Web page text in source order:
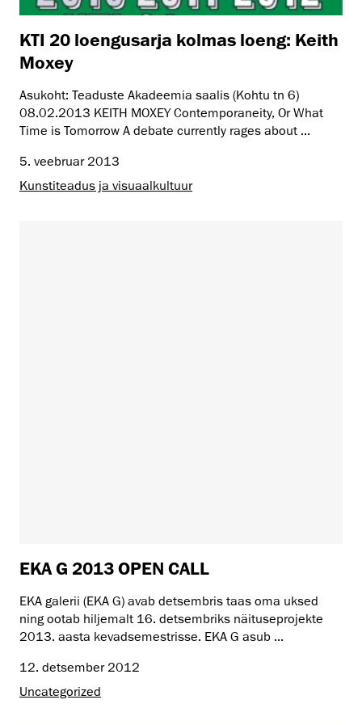
KTI 20 loengusarja kolmas loeng: Keith
Moxey
Asukoht: Teaduste Akadeemia saalis (Kohtu tn 6)
08.02.2013 KEITH MOXEY Contemporaneity, Or What
Time is Tomorrow A debate currently rages about ...
5. veebruar 2013
Kunstiteadus ja visuaalkultuur
EKA G 2013 OPEN CALL
EKA galerii (EKA G) avab detsembris taas oma uksed
ning ootab hiljemalt 16. detsembriks näituseprojekte
2013. aasta kevadsemestrisse. EKA G asub ...
12. detsember 2012
Uncategorized